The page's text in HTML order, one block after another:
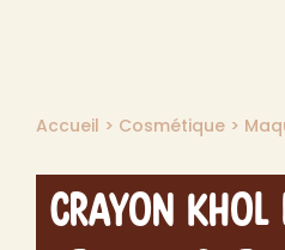
Accueil > Cosmétique >
Crayon Khol